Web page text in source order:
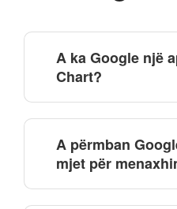
A ka Google një
Chart?
A përmban
mjet për